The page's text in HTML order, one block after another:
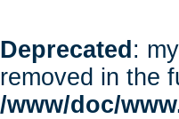
Deprecated :
removed in the
/www/doc/